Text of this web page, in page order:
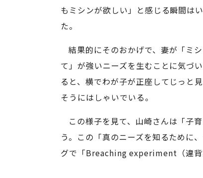
もミシンが欲しい」と感じる瞬間は
た。
結果的にそのおかげで、妻が「ミ
て」が強いニーズを生むことに気づ
ると、横でわが子が正座してじっと
そうにはしゃいでいる。
この様子を見て、山崎さんは「子
う。この「真のニーズを知るために
グで「Breaching experiment（違背